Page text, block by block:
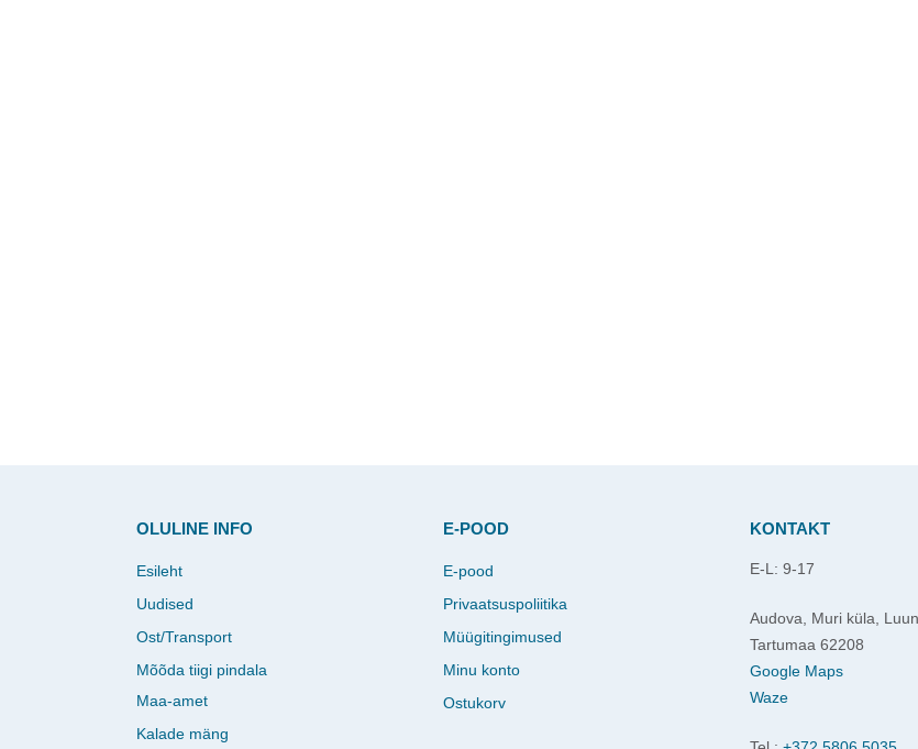
OLULINE INFO
Esileht
Uudised
Ost/Transport
Mõõda tiigi pindala
Maa-amet
Kalade mäng
E-POOD
E-pood
Privaatsuspoliitika
Müügitingimused
Minu konto
Ostukorv
KONTAKT
E-L: 9-17
Audova, Muri küla,
Tartumaa 62208
Google Maps
Waze